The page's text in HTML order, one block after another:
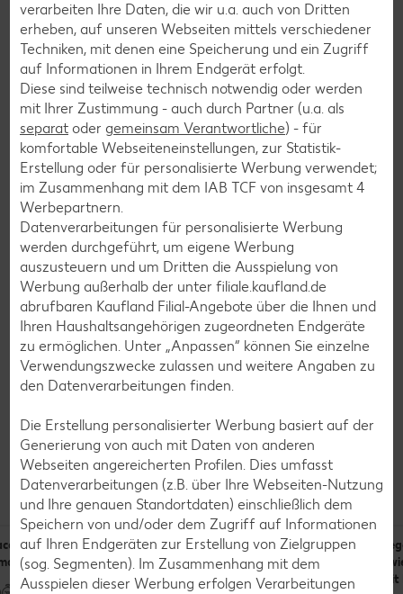
Vitamin B6: 0.68 mg
Vitamin C:0 mg
Vitamin E:0.1 mg
Mineralstoffe
Calcium:23 mg
Eisen:3.5 mg
Kalium:640 mg
Magnesium: 28 mg
Natrium: 34 mg
Rezepte
Das kannst du mit Backhefe zubereiten
mit
Vier Snacks aus
einem Hefeteig
Hefe-
Osterhäschen
verarbeiten Ihre Daten, die wir u.a. auch von Dritten
erheben, auf unseren Webseiten mittels verschiedener
Techniken, mit denen eine Speicherung und ein Zugriff
auf Informationen in Ihrem Endgerät erfolgt.
Diese sind teilweise technisch notwendig oder werden
mit Ihrer Zustimmung - auch durch Partner (u.a. als
separat oder gemeinsam Verantwortliche) - für
komfortable Webseiteneinstellungen, zur Statistik-
Erstellung oder für personalisierte Werbung verwendet;
im Zusammenhang mit dem IAB TCF von insgesamt 4
Werbepartnern.
Datenverarbeitungen für personalisierte Werbung
werden durchgeführt, um eigene Werbung
auszusteuern und um Dritten die Ausspielung von
Werbung außerhalb der unter filiale.kaufland.de
abrufbaren Kaufland Filial-Angebote über die Ihnen und
Ihren Haushaltsangehörigen zugeordneten Endgeräte
zu ermöglichen. Unter „Anpassen“ können Sie einzelne
Verwendungszwecke zulassen und weitere Angaben zu
den Datenverarbeitungen finden.
Die Erstellung personalisierter Werbung basiert auf der
Generierung von auch mit Daten von anderen
Webseiten angereicherten Profilen. Dies umfasst
Datenverarbeitungen (z.B. über Ihre Webseiten-Nutzung
und Ihre genauen Standortdaten) einschließlich dem
Speichern von und/oder dem Zugriff auf Informationen
auf Ihren Endgeräten zur Erstellung von Zielgruppen
(sog. Segmenten). Im Zusammenhang mit dem
Ausspielen dieser Werbung erfolgen Verarbeitungen